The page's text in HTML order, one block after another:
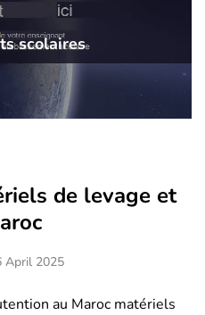
scolaires
de levage et
April 2025
au Maroc matériels